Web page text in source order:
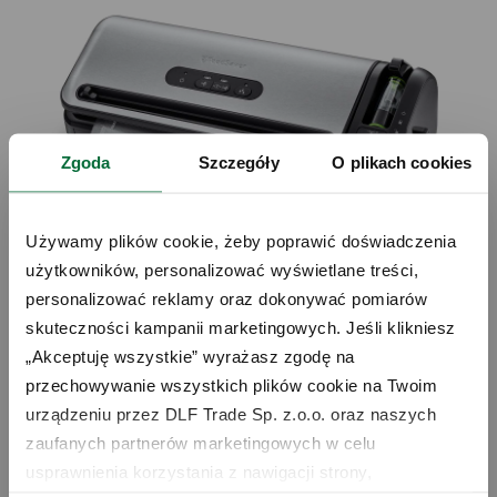
Zgoda Szczegóły O plikach cookies
Używamy plików cookie, żeby poprawić doświadczenia
użytkowników, personalizować wyświetlane treści,
personalizować reklamy oraz dokonywać pomiarów
skuteczności kampanii marketingowych. Jeśli klikniesz
„Akceptuję wszystkie” wyrażasz zgodę na
przechowywanie wszystkich plików cookie na Twoim
urządzeniu przez DLF Trade Sp. z.o.o. oraz naszych
zaufanych partnerów marketingowych w celu
usprawnienia korzystania z nawigacji strony,
FOODSAVER ZGRZEWARKA PRÓŻNIOWA
FFS017X
499,00 zł